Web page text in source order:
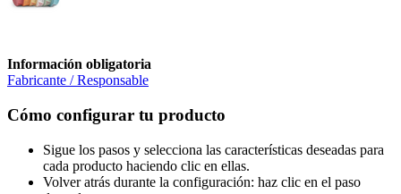
Información obligatoria
Fabricante / Responsable
Cómo configurar tu producto
Sigue los pasos y selecciona las características deseadas para
cada producto haciendo clic en ellas.
Volver atrás durante la configuración: haz clic en el paso